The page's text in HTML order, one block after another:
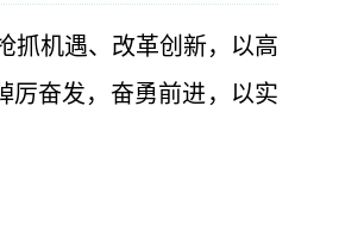
抓机遇、改革创新，以高
厉奋发，奋勇前进，以实